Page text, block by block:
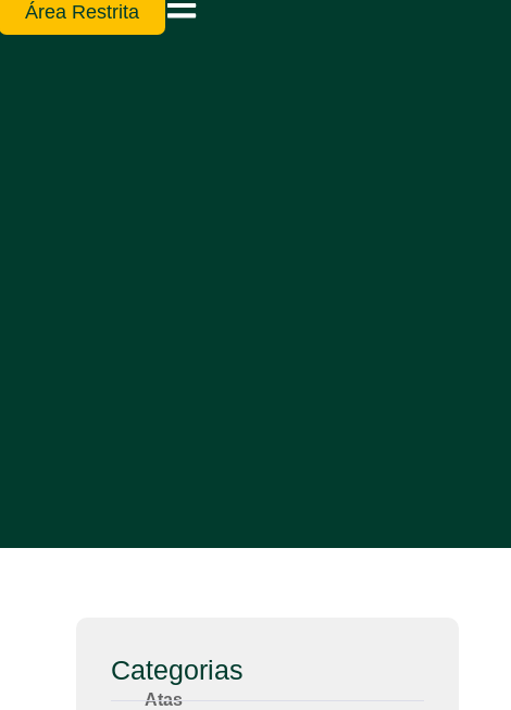
Área Restrita
Categorias
Atas